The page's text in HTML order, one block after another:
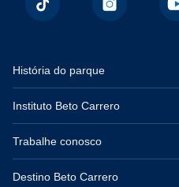
História do parque
Instituto Beto Carrero
Trabalhe conosco
Destino Beto Carrero